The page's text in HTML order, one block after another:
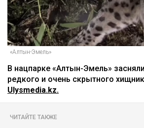
«Алтын-Эмель»
В нацпарке «Алтын-Эмель»
редкого и очень скрытного
Ulysmedia.kz.
ЧИТАЙТЕ ТАКЖЕ